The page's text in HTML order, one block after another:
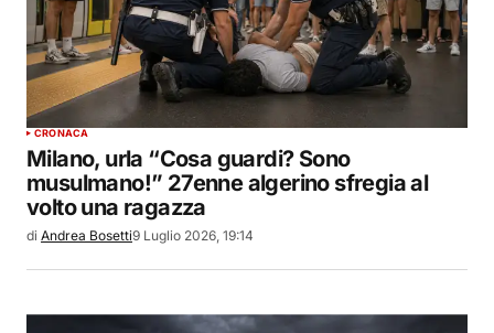
CRONACA
Milano, urla “Cosa guardi? Sono
musulmano!” 27enne algerino sfregia al
volto una ragazza
di Andrea Bosetti9 Luglio 2026, 19:14